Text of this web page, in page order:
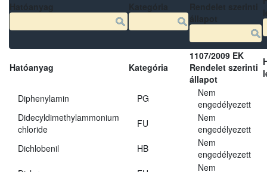
Hatóanyag Kategória
1107/2009 EK
Rendelet szerinti
állapot
Diphenylamin PG
Nem
engedélyezett
Didecyldimethylammonium
chloride
FU
Nem
engedélyezett
Dichlobenil
HB
Nem
engedélyezett
Nem